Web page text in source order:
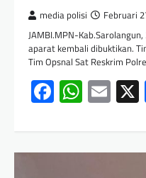
media polisi Februari
JAMBI.MPN-
aparat kembali dibuktikan.
Tim Opsnal Sat Reskrim
Facebook